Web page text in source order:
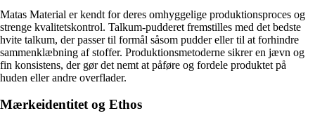
Matas Material er kendt for deres omhyggelige produktionsproces og
strenge kvalitetskontrol. Talkum-pudderet fremstilles med det bedste
hvite talkum, der passer til formål såsom pudder eller til at forhindre
sammenklæbning af stoffer. Produktionsmetoderne sikrer en jævn og
fin konsistens, der gør det nemt at påføre og fordele produktet på
huden eller andre overflader.
Mærkeidentitet og Ethos